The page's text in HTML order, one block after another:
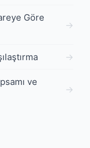
Göre
ve